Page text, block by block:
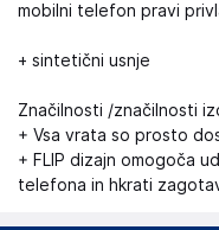
mobilni telefon pravi
+ sintetični usnje
Značilnosti /značilnosti
+ Vsa vrata so prosto
+ FLIP dizajn omogoča
telefona in hkrati